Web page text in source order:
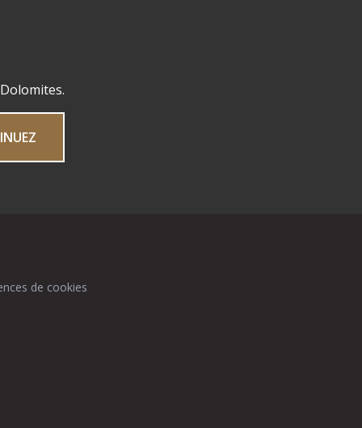
de cookies